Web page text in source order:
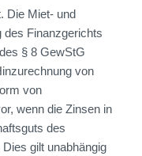
Die Miet- und
des Finanzgerichts
§ 8 GewStG
von
von
wenn die Zinsen in
des
gilt unabhängig